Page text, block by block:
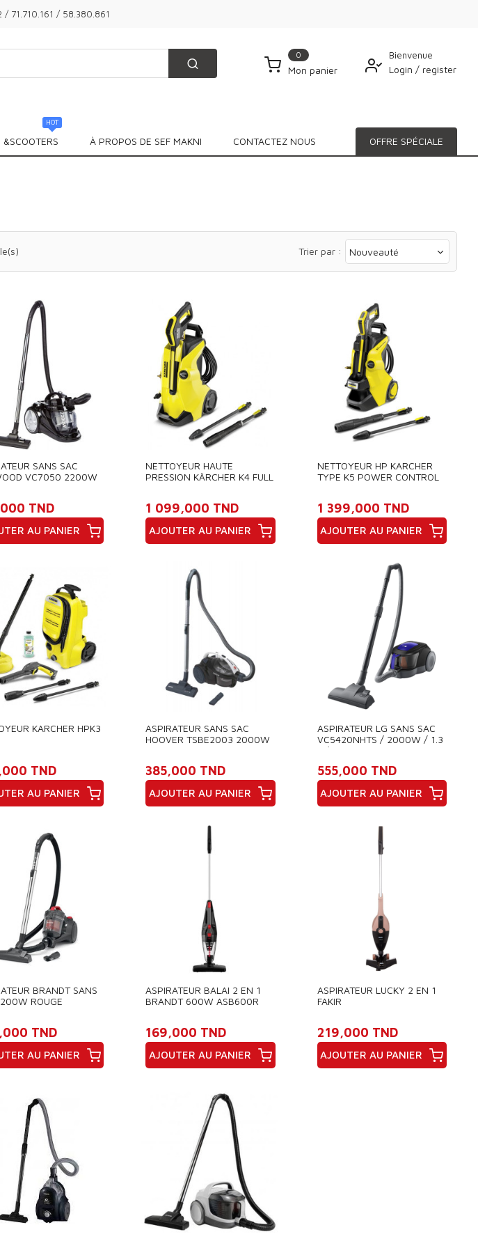
/ 71.710.161 / 58.380.861
0
Mon panier
Bienvenue
Login/ register
HOT
&SCOOTERS À PROPOS DE SEF MAKNI CONTACTEZ NOUS OFFRE SPÉCIALE
Trier par : Nouveauté
SANS SAC
VC7050 2200W
TND
AU PANIER
NETTOYEUR HAUTE
PRESSION KÄRCHER K4 FULL
1 099,000 TND
AJOUTER AU PANIER
NETTOYEUR HP KARCHER
TYPE K5 POWER CONTROL
1 399,000 TND
AJOUTER AU PANIER
KARCHER HPK3
TND
AU PANIER
ASPIRATEUR SANS SAC
HOOVER TSBE2003 2000W
385,000 TND
AJOUTER AU PANIER
ASPIRATEUR LG SANS SAC
VC5420NHTS / 2000W / 1.3
L / SILVER
555,000 TND
AJOUTER AU PANIER
BRANDT SANS
ROUGE
TND
AU PANIER
ASPIRATEUR BALAI 2 EN 1
BRANDT 600W ASB600R
169,000 TND
AJOUTER AU PANIER
ASPIRATEUR LUCKY 2 EN 1
FAKIR
219,000 TND
AJOUTER AU PANIER